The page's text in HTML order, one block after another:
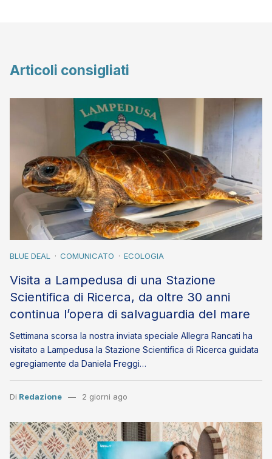
Articoli consigliati
BLUE DEAL COMUNICATO ECOLOGIA
Visita a Lampedusa di una Stazione
Scientifica di Ricerca, da oltre 30 anni
continua l’opera di salvaguardia del mare
Settimana scorsa la nostra inviata speciale Allegra Rancati ha
visitato a Lampedusa la Stazione Scientifica di Ricerca guidata
egregiamente da Daniela Freggi…
Di Redazione 2 giorni ago